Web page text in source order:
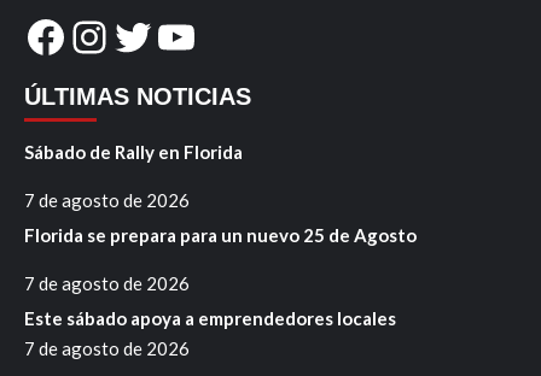
Facebook
Instagram
Twitter
YouTube
ÚLTIMAS NOTICIAS
Sábado de Rally en Florida
7 de agosto de 2026
Florida se prepara para un nuevo 25 de Agosto
7 de agosto de 2026
Este sábado apoya a emprendedores locales
7 de agosto de 2026